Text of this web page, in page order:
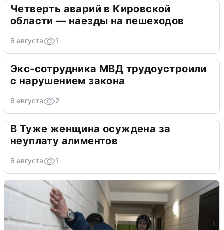
Четверть аварий в Кировской
области — наезды на пешеходов
6 августа 1
Экс-сотрудника МВД трудоустроили
с нарушением закона
6 августа 2
В Туже женщина осуждена за
неуплату алиментов
6 августа 1